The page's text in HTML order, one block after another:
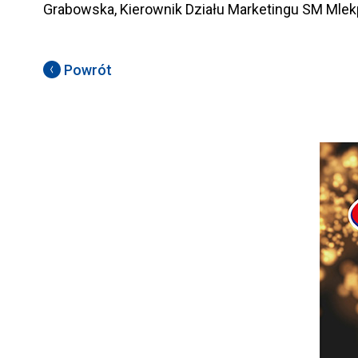
Grabowska, Kierownik Działu Marketingu SM
Powrót